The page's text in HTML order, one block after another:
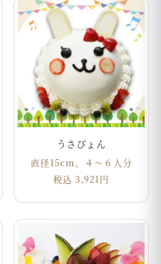
うさぴょん
直径15cm、４〜６人分
税込 3,921円